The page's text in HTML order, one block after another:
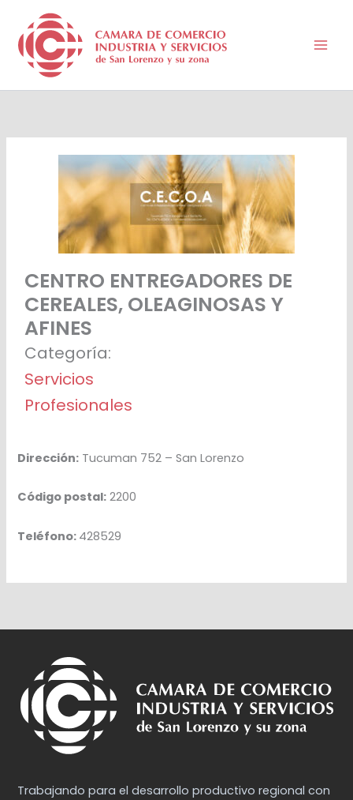
contenido
CENTRO ENTREGADORES DE
CEREALES, OLEAGINOSAS Y
AFINES
Categoría:
Servicios
Profesionales
Dirección: Tucuman 752 – San Lorenzo
Código postal: 2200
Teléfono: 428529
Trabajando para el desarrollo productivo regional con